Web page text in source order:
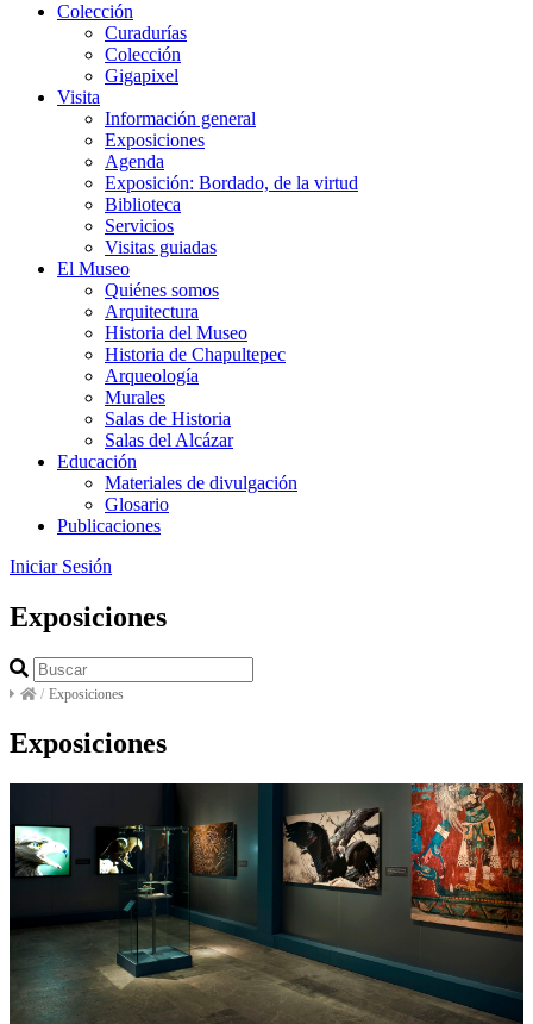
Colección
Curadurías
Colección
Gigapixel
Visita
Información general
Exposiciones
Agenda
Exposición: Bordado, de la virtud
Biblioteca
Servicios
Visitas guiadas
El Museo
Quiénes somos
Arquitectura
Historia del Museo
Historia de Chapultepec
Arqueología
Murales
Salas de Historia
Salas del Alcázar
Educación
Materiales de divulgación
Glosario
Publicaciones
Iniciar Sesión
Exposiciones
/ Exposiciones
Exposiciones